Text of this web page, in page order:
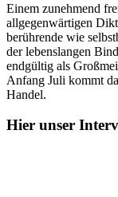
Einem zunehmend
allgegenwärtigen
berührende wie
der lebenslangen
endgültig als
Anfang Juli kommt
Handel.
Hier unser